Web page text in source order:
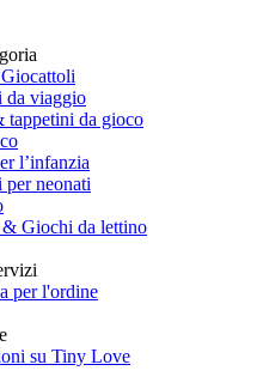
da viaggio
tappetini da gioco
l’infanzia
neonati
Giochi da lettino
per l'ordine
su Tiny Love